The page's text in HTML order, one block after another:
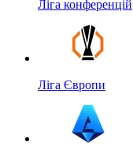
Ліга конференцій
Ліга Європи